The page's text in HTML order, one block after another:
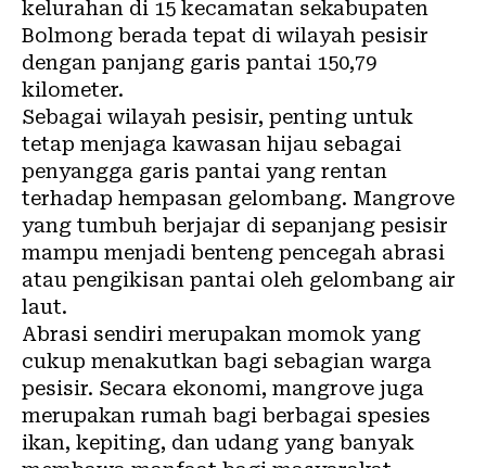
kelurahan di 15 kecamatan sekabupaten
Bolmong berada tepat di wilayah pesisir
dengan panjang garis pantai 150,79
kilometer.
Sebagai wilayah pesisir, penting untuk
tetap menjaga kawasan hijau sebagai
penyangga garis pantai yang rentan
terhadap hempasan gelombang. Mangrove
yang tumbuh berjajar di sepanjang pesisir
mampu menjadi benteng pencegah abrasi
atau pengikisan pantai oleh gelombang air
laut.
Abrasi sendiri merupakan momok yang
cukup menakutkan bagi sebagian warga
pesisir. Secara ekonomi, mangrove juga
merupakan rumah bagi berbagai spesies
ikan, kepiting, dan udang yang banyak